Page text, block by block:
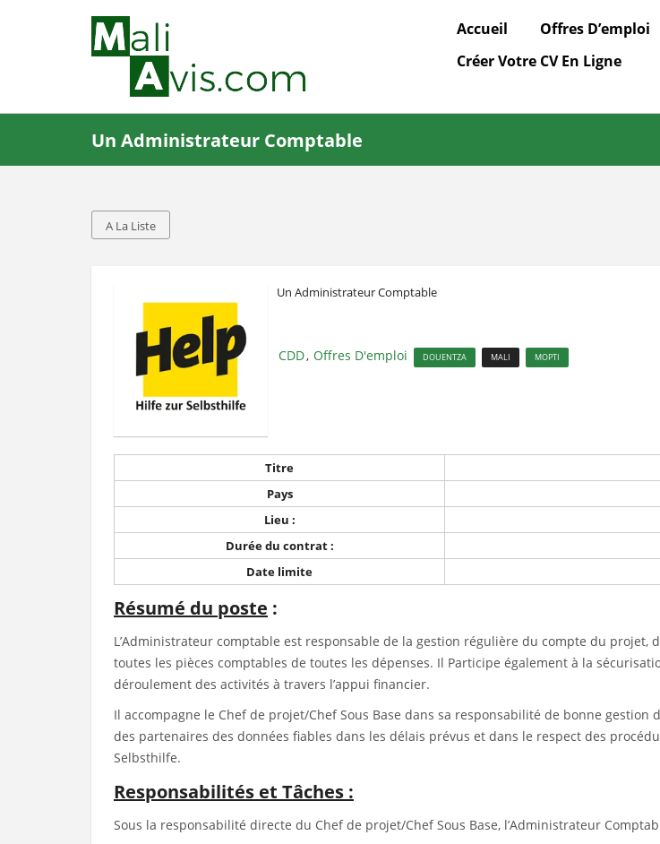
Accueil Offres D’emploi
Créer Votre CV En Ligne
Un Administrateur Comptable
A La Liste
Un Administrateur Comptable
CDD, Offres D'emploi DOUENTZA MALI MOPTI
Titre
Pays
Lieu :
Durée du contrat :
Date limite
Résumé du poste :
L’Administrateur comptable est responsable de la gestion régulière du compte du
toutes les pièces comptables de toutes les dépenses. Il Participe également à la
déroulement des activités à travers l’appui financier.
Il accompagne le Chef de projet/Chef Sous Base dans sa responsabilité de bonne
des partenaires des données fiables dans les délais prévus et dans le respect des
Selbsthilfe.
Responsabilités et Tâches :
Sous la responsabilité directe du Chef de projet/Chef Sous Base, l’Administrateur